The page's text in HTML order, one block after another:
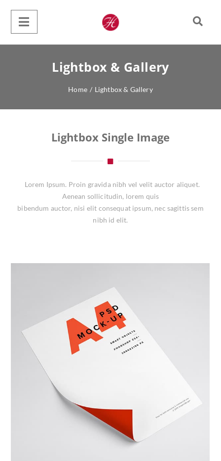
Lightbox & Gallery
Home / Lightbox & Gallery
Lightbox Single Image
Lorem Ipsum. Proin gravida nibh vel velit auctor aliquet.
Aenean sollicitudin, lorem quis
bibendum auctor, nisi elit consequat ipsum, nec sagittis sem
nibh id elit.